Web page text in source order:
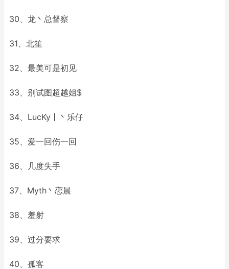
30、龙丶总督察
31、北笙
32、最美可是初见
33、别试图超越姐$
34、LucKy丨丶乐仔
35、爱一回伤一回
36、几度失手
37、Myth丶恋晨
38、羞射
39、过分要求
40、孤客